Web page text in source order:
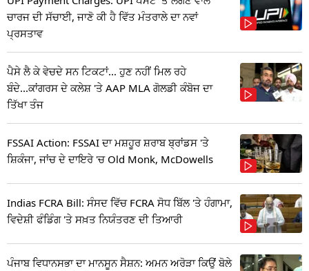
ਚਾਰਜ ਦੀ ਸੱਚਾਈ, ਜਾਣੋ ਕੀ ਹੈ ਵਿੱਤ ਮੰਤਰਾਲੇ ਦਾ ਨਵਾਂ
ਪ੍ਰਸਤਾਵ
ਪੈਸੇ ਲੈ ਕੇ ਵੇਚਦੇ ਸਨ ਟਿਕਟਾਂ... ਹੁਣ ਨਹੀਂ ਮਿਲ ਰਹੇ
ਬੰਦੇ...ਕਾਂਗਰਸ ਦੇ ਕਲੇਸ਼ 'ਤੇ AAP MLA ਗੋਲਡੀ ਕੰਬੋਜ ਦਾ
ਤਿੱਖਾ ਤੰਜ
FSSAI Action: FSSAI ਦਾ ਮਸ਼ਹੂਰ ਸ਼ਰਾਬ ਬ੍ਰਾਂਡਸ 'ਤੇ
ਸ਼ਿਕੰਜਾ, ਜਾਂਚ ਦੇ ਦਾਇਰੇ 'ਚ Old Monk, McDowells
Indias FCRA Bill: ਸੰਸਦ ਵਿੱਚ FCRA ਸੋਧ ਬਿੱਲ 'ਤੇ ਹੰਗਾਮਾ,
ਵਿਦੇਸ਼ੀ ਫੰਡਿੰਗ 'ਤੇ ਸਖ਼ਤ ਨਿਯੰਤਰਣ ਦੀ ਤਿਆਰੀ
ਪੰਜਾਬ ਵਿਧਾਨਸਭਾ ਦਾ ਮਾਨਸੂਨ ਸੈਸ਼ਨ: ਅਮਨ ਅਰੋੜਾ ਕਿਉਂ ਬੋਲੇ